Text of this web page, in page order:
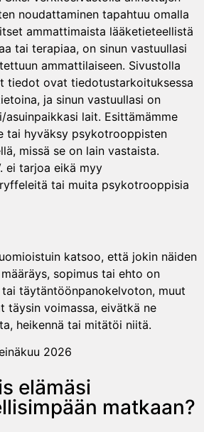
noudattaminen tapahtuu omalla
ammattimaista lääketieteellistä
tai terapiaa, on sinun vastuullasi
ammattilaiseen. Sivustolla
tiedot ovat tiedotustarkoituksessa
ja sinun vastuullasi on
asuinpaikkasi lait. Esittämämme
tai hyväksy psykotrooppisten
missä se on lain vastaista.
ei tarjoa eikä myy
tai muita psykotrooppisia
katsoo, että jokin näiden
sopimus tai ehto on
täytäntöönpanokelvoton, muut
täysin voimassa, eivätkä ne
heikennä tai mitätöi niitä.
2026
elämäsi
matkaan?